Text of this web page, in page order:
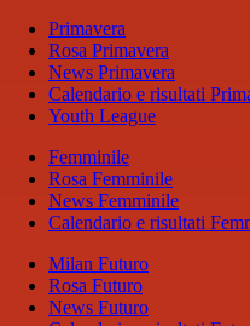
Primavera
Rosa Primavera
News Primavera
Calendario e risultati
Youth League
Femminile
Rosa Femminile
News Femminile
Calendario e risultati
Milan Futuro
Rosa Futuro
News Futuro